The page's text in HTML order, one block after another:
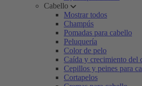
Cabello
Mostrar todos
Champús
Pomadas para cabello
Peluquería
Color de pelo
Caída y crecimiento del
Cepillos y peines para
Cortapelos